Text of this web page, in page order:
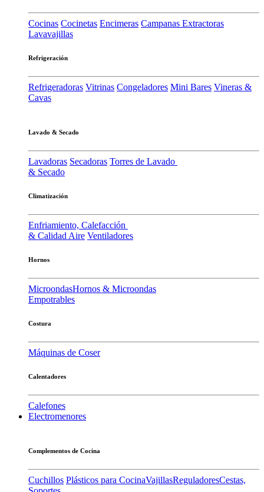
Cocinas Cocinetas Encimeras Campanas Extractoras
Lavavajillas
Refrigeración
Refrigeradoras Vitrinas Congeladores Mini Bares Vineras &
Cavas
Lavado & Secado
Lavadoras Secadoras Torres de Lavado
& Secado
Climatización
Enfriamiento, Calefacción
& Calidad Aire Ventiladores
Hornos
MicroondasHornos & Microondas
Empotrables
Costura
Máquinas de Coser
Calentadores
Calefones
Electromenores
Complementos de Cocina
Cuchillos Plásticos para CocinaVajillasReguladoresCestas,